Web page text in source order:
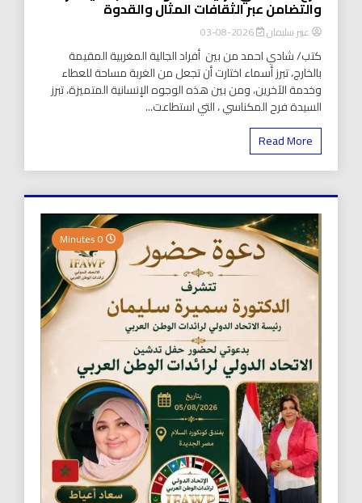
والتضامن عبر الثقافات المثال والقدوة
عبير سليمان 2026-08-03
كتب/ شادي احمد من بين أفراد الجالية المغربية المقيمة
بالخارج، تبرز أسماء اختارت أن تجعل من الغربة مساحة للعطاء
وخدمة الآخرين، ومن بين هذه الوجوه الإنسانية المتميزة، تبرز
السيدة فرح المكناسي ، التي استطاعت...
Read More